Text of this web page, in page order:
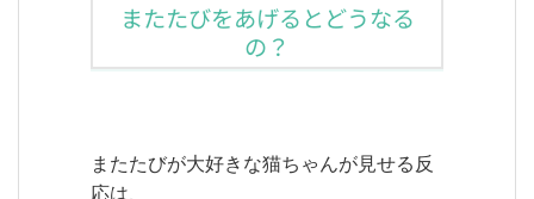
またたびをあげるとどうなる
の？
またたびが大好きな猫ちゃんが見せる反
応は、